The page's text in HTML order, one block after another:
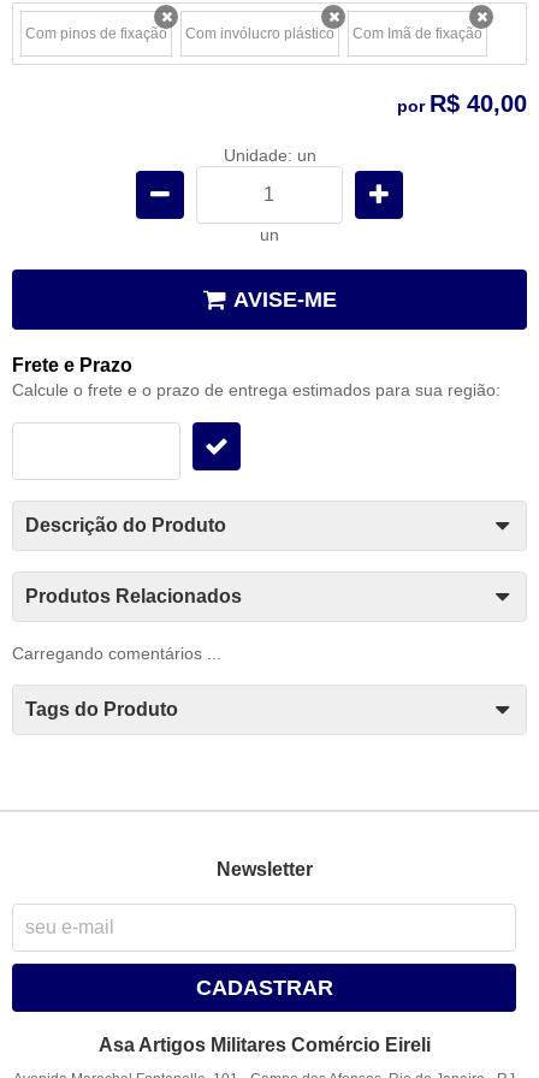
Com pinos de fixação
x Com invólucro plástico
x Com Imã de fixação
x
por R$ 40,00
Unidade: un
un
AVISE-ME
Frete e Prazo
Calcule o frete e o prazo de entrega estimados para sua região:
Descrição do Produto
Produtos Relacionados
Carregando comentários ...
Tags do Produto
Newsletter
CADASTRAR
Asa Artigos Militares Comércio Eireli